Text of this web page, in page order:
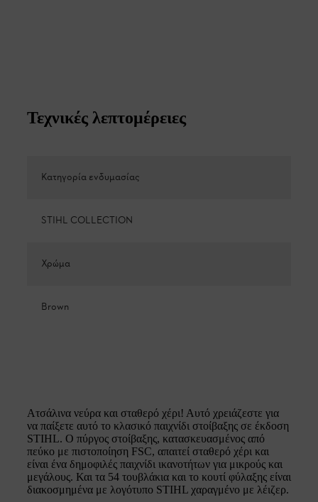
Τεχνικές λεπτομέρειες
Κατηγορία ενδυμασίας
STIHL COLLECTION
Χρώμα
Brown
Ατσάλινα νεύρα και σταθερό χέρι! Αυτό χρειάζεστε για
να παίξετε αυτό το κλασικό παιχνίδι στοίβαξης σε έκδοση
STIHL. Ο πύργος στοίβαξης, κατασκευασμένος από
πεύκο με πιστοποίηση FSC, απαιτεί σταθερό χέρι και
είναι ένα δημοφιλές παιχνίδι ικανοτήτων για μικρούς και
μεγάλους. Και τα 54 τουβλάκια και το κουτί φύλαξης είναι
διακοσμημένα με λογότυπο STIHL χαραγμένο με λέιζερ.